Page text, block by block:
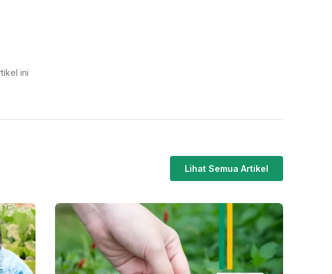
ini
Lihat Semua Artikel